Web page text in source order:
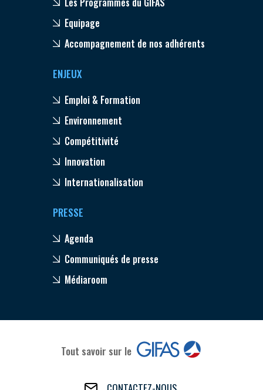
Equipage
Accompagnement de nos adhérents
ENJEUX
Emploi & Formation
Environnement
Compétitivité
Innovation
Internationalisation
PRESSE
Agenda
Communiqués de presse
Médiaroom
Tout savoir sur le